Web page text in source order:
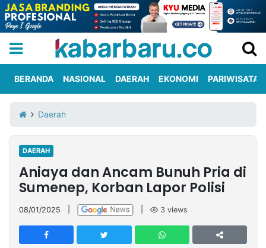
Iklan
Berita
Kami
Nasional
International
Olahraga
Entertainment
Daerah
Pariwisata
Kuliner
Kolom
Network
PT
BERANDA NASIONAL DAERAH EKONOMI PARIWISATA
Daerah
DAERAH
Aniaya dan Ancam Bunuh Pria di
Sumenep, Korban Lapor Polisi
08/01/2025 3 views